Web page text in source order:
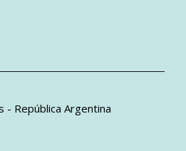
- República Argentina